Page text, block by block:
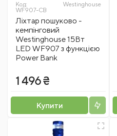
Код:
WF907-CB
Westinghousе
Ліхтар пошуково -
кемпінговий
Westinghouse 15Вт
LED WF907 з функцією
Power Bank
1 496 ₴
Купити